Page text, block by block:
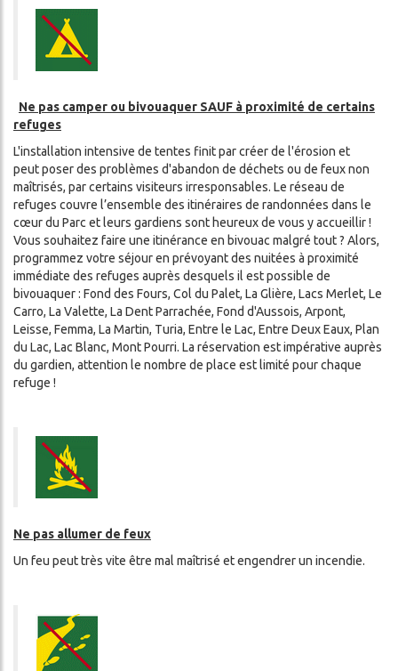
Ne pas camper ou bivouaquer SAUF à proximité de certains
refuges
L'installation intensive de tentes finit par créer de l'érosion et
peut poser des problèmes d'abandon de déchets ou de feux non
maîtrisés, par certains visiteurs irresponsables. Le réseau de
refuges couvre l’ensemble des itinéraires de randonnées dans le
cœur du Parc et leurs gardiens sont heureux de vous y accueillir !
Vous souhaitez faire une itinérance en bivouac malgré tout ? Alors,
programmez votre séjour en prévoyant des nuitées à proximité
immédiate des refuges auprès desquels il est possible de
bivouaquer : Fond des Fours, Col du Palet, La Glière, Lacs Merlet, Le
Carro, La Valette, La Dent Parrachée, Fond d'Aussois, Arpont,
Leisse, Femma, La Martin, Turia, Entre le Lac, Entre Deux Eaux, Plan
du Lac, Lac Blanc, Mont Pourri. La réservation est impérative auprès
du gardien, attention le nombre de place est limité pour chaque
refuge !
Ne pas allumer de feux
Un feu peut très vite être mal maîtrisé et engendrer un incendie.